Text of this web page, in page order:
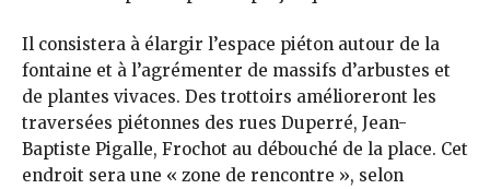
Il consistera à élargir l’espace piéton autour de la
fontaine et à l’agrémenter de massifs d’arbustes et
de plantes vivaces. Des trottoirs amélioreront les
traversées piétonnes des rues Duperré, Jean-
Baptiste Pigalle, Frochot au débouché de la place. Cet
endroit sera une « zone de rencontre », selon